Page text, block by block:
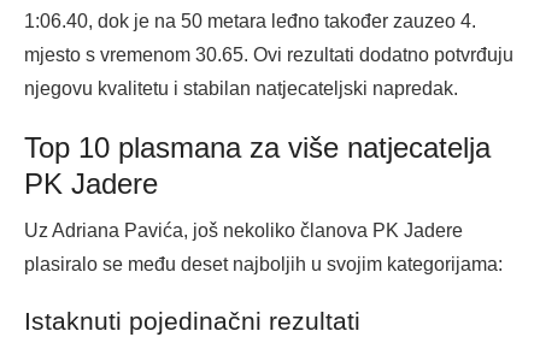
1:06.40, dok je na 50 metara leđno također zauzeo 4.
mjesto s vremenom 30.65. Ovi rezultati dodatno potvrđuju
njegovu kvalitetu i stabilan natjecateljski napredak.
Top 10 plasmana za više natjecatelja
PK Jadere
Uz Adriana Pavića, još nekoliko članova PK Jadere
plasiralo se među deset najboljih u svojim kategorijama:
Istaknuti pojedinačni rezultati